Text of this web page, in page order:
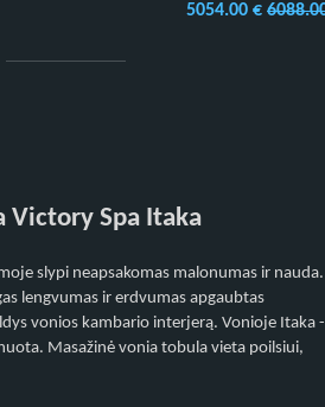
5054.00 €
Victory Spa Itaka
slypi neapsakomas malonumas ir nauda.
lengvumas ir erdvumas apgaubtas
vonios kambario interjerą. Vonioje Itaka -
Masažinė vonia tobula vieta poilsiui,